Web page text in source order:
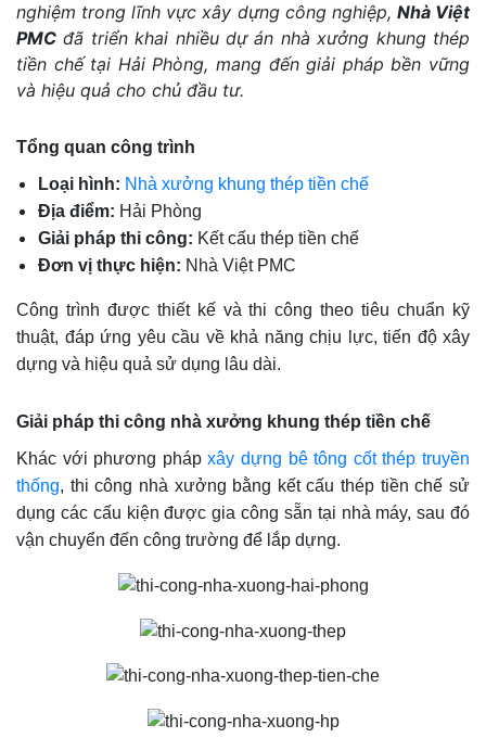
nghiệm trong lĩnh vực xây dựng công nghiệp, Nhà Việt
PMC đã triển khai nhiều dự án nhà xưởng khung thép
tiền chế tại Hải Phòng, mang đến giải pháp bền vững
và hiệu quả cho chủ đầu tư.
Tổng quan công trình
Loại hình: Nhà xưởng khung thép tiền chế
Địa điểm: Hải Phòng
Giải pháp thi công: Kết cấu thép tiền chế
Đơn vị thực hiện: Nhà Việt PMC
Công trình được thiết kế và thi công theo tiêu chuẩn kỹ
thuật, đáp ứng yêu cầu về khả năng chịu lực, tiến độ xây
dựng và hiệu quả sử dụng lâu dài.
Giải pháp thi công nhà xưởng khung thép tiền chế
Khác với phương phápxây dựng bê tông cốt thép truyền
thống, thi công nhà xưởng bằng kết cấu thép tiền chế sử
dụng các cấu kiện được gia công sẵn tại nhà máy, sau đó
vận chuyển đến công trường để lắp dựng.